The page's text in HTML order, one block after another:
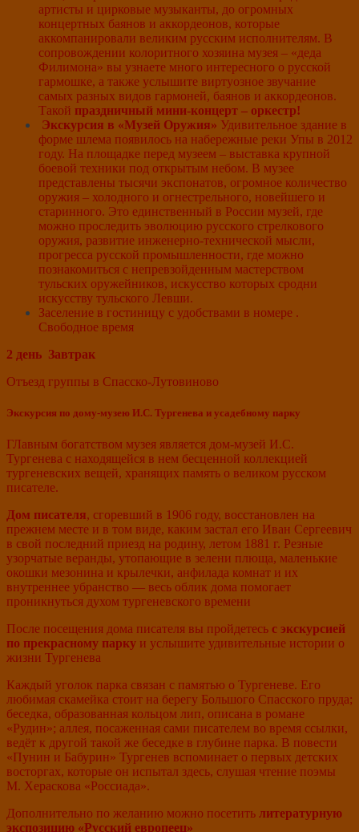
артисты и цирковые музыканты, до огромных
концертных баянов и аккордеонов, которые
аккомпанировали великим русским исполнителям. В
сопровождении колоритного хозяина музея – «деда
Филимона» вы узнаете много интересного о русской
гармошке, а также услышите виртуозное звучание
самых разных видов гармоней, баянов и аккордеонов.
Такой праздничный мини-концерт – оркестр!
Экскурсия в «Музей Оружия» Удивительное здание в
форме шлема появилось на набережные реки Упы в 2012
году. На площадке перед музеем – выставка крупной
боевой техники под открытым небом. В музее
представлены тысячи экспонатов, огромное количество
оружия – холодного и огнестрельного, новейшего и
старинного. Это единственный в России музей, где
можно проследить эволюцию русского стрелкового
оружия, развитие инженерно-технической мысли,
прогресса русской промышленности, где можно
познакомиться с непревзойденным мастерством
тульских оружейников, искусство которых сродни
искусству тульского Левши.
Заселение в гостиницу с удобствами в номере .
Свободное время
2 день Завтрак
Отъезд группы в Спасско-Лутовиново
Экскурсия по дому-музею И.С. Тургенева и усадебному парку
ГЛавным богатством музея является дом-музей И.С.
Тургенева с находящейся в нем бесценной коллекцией
тургеневских вещей, хранящих память о великом русском
писателе.
Дом писателя, сгоревший в 1906 году, восстановлен на
прежнем месте и в том виде, каким застал его Иван Сергеевич
в свой последний приезд на родину, летом 1881 г. Резные
узорчатые веранды, утопающие в зелени плюща, маленькие
окошки мезонина и крылечки, анфилада комнат и их
внутреннее убранство — весь облик дома помогает
проникнуться духом тургеневского времени
После посещения дома писателя вы пройдетесь с экскурсией
по прекрасному парку и услышите удивительные истории о
жизни Тургенева
Каждый уголок парка связан с памятью о Тургеневе. Его
любимая скамейка стоит на берегу Большого Спасского пруда;
беседка, образованная кольцом лип, описана в романе
«Рудин»; аллея, посаженная сами писателем во время ссылки,
ведёт к другой такой же беседке в глубине парка. В повести
«Пунин и Бабурин» Тургенев вспоминает о первых детских
восторгах, которые он испытал здесь, слушая чтение поэмы
М. Хераскова «Россиада».
Дополнительно по желанию можно посетить литературную
экспозицию «Русский европеец»